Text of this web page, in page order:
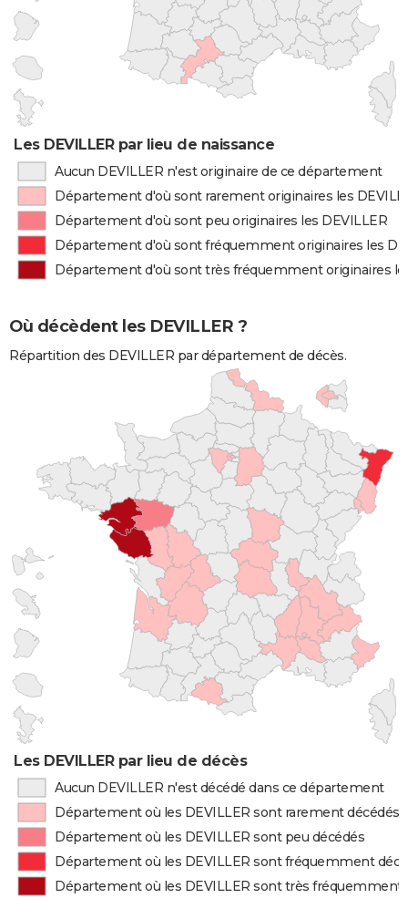
Les DEVILLER par lieu de naissance
Aucun DEVILLER n'est originaire de ce département
Département d'où sont rarement originaires les
Département d'où sont peu originaires les DEVILLER
Département d'où sont fréquemment originaires les
Département d'où sont très fréquemment originaires
Où décèdent les DEVILLER ?
Répartition des DEVILLER par département de décès.
Les DEVILLER par lieu de décès
Aucun DEVILLER n'est décédé dans ce département
Département où les DEVILLER sont rarement décédés
Département où les DEVILLER sont peu décédés
Département où les DEVILLER sont fréquemment
Département où les DEVILLER sont très fréquemment